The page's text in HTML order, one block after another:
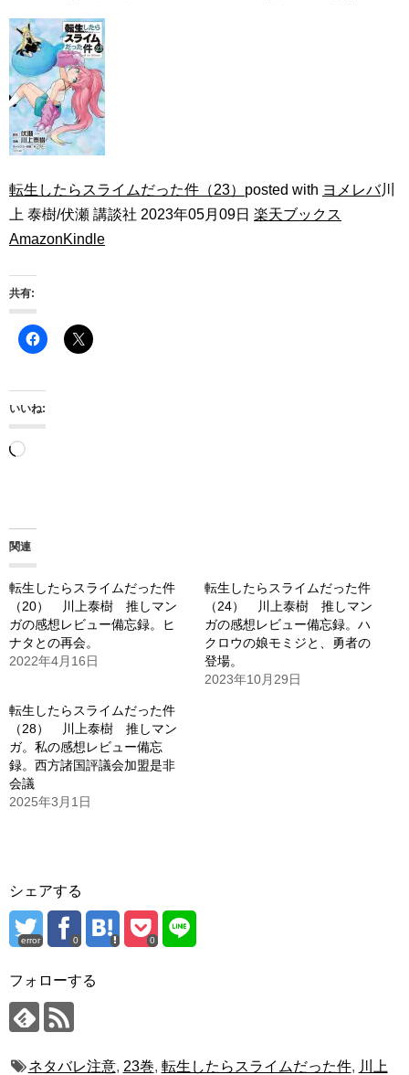
転生したらスライムだった件（23） posted with ヨメレバ川
上 泰樹/伏瀬 講談社 2023年05月09日 楽天ブックス
AmazonKindle
共有:
いいね:
読
み
中…
関連
転生したらスライムだった件
（20） 川上泰樹 推しマン
ガの感想レビュー備忘録。ヒ
ナタとの再会。
2022年4月16日
転生したらスライムだった件
（24） 川上泰樹 推しマン
ガの感想レビュー備忘録。ハ
クロウの娘モミジと、勇者の
登場。
2023年10月29日
転生したらスライムだった件
（28） 川上泰樹 推しマン
ガ。私の感想レビュー備忘
録。西方諸国評議会加盟是非
会議
2025年3月1日
シェアする
error 0 0
フォローする
ネタバレ注意, 23巻, 転生したらスライムだった件, 川上